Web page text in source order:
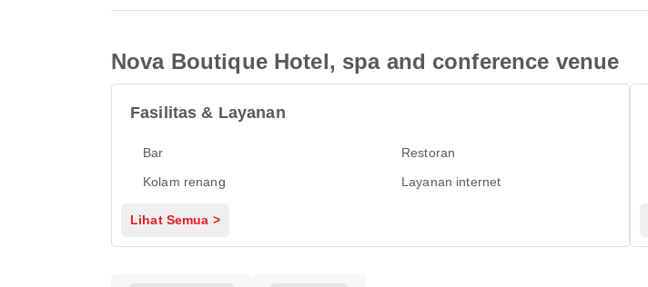
Nova Boutique Hotel, spa and conference venue
Fasilitas & Layanan
Bar
Restoran
Kolam renang
Layanan internet
Lihat Semua >